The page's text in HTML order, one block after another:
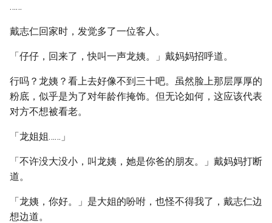
……
戴志仁回家时，发觉多了一位客人。
「仔仔，回来了，快叫一声龙姨。」戴妈妈招呼道。
行吗？龙姨？看上去好像不到三十吧。虽然脸上那层厚厚的
粉底，似乎是为了对年龄作掩饰。但无论如何，这应该代表
对方不想被看老。
「龙姐姐……」
「不许没大没小，叫龙姨，她是你爸的朋友。」戴妈妈打断
道。
「龙姨，你好。」是大姐的吩咐，也怪不得我了，戴志仁边
想边道。